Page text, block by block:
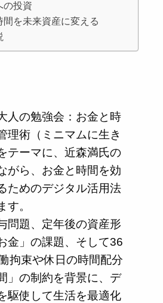
の投資
間を未来資産に変える
人の勉強会：お金と時
理術（ミニマムに生き
テーマに、近森満氏の
がら、お金と時間を効
ためのデジタル活用法
す。
問題、定年後の資産形
金」の課題、そして36
拘束や休日の時間配分
」の制約を背景に、デ
駆使して生活を最適化